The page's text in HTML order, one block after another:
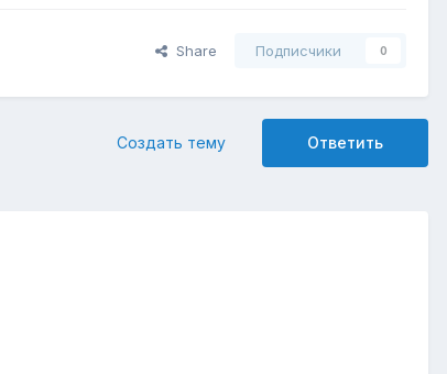
Share Подписчики 0
Ответить
Создать тему